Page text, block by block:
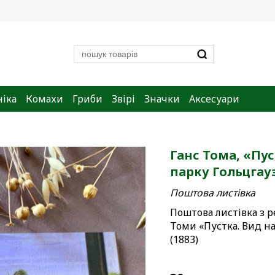
Комахи Гриби Звірі Значки Аксесуари
Ганс Тома,
парку
Поштова листівка
Поштова листівка з
Томи «Пустка. Вид
(1883)